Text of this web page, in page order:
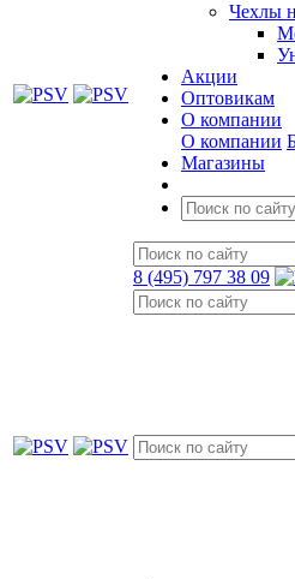
Чехлы
Акции
Оптовикам
О компании
О компании
Магазины
8 (495) 797 38 09